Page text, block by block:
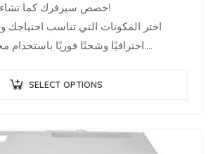
خصص سيرفرك كما تشاء، ودع الباقي علينا!
اختر المكونات التي تناسب احتياجك
احترافيًا وشحنًا فوريًا باستخدام مخزون محدث دوريًا.
SELECT OPTIONS